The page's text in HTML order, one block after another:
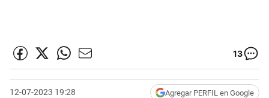
13
12-07-2023 19:28 Agregar PERFIL en Google